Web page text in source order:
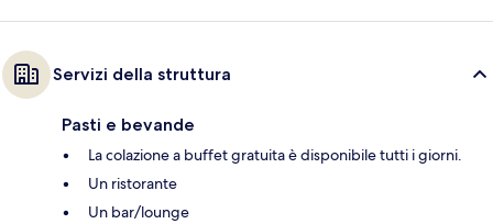
Servizi della struttura
Pasti e bevande
La colazione a buffet gratuita è disponibile tutti i giorni.
Un ristorante
Un bar/lounge